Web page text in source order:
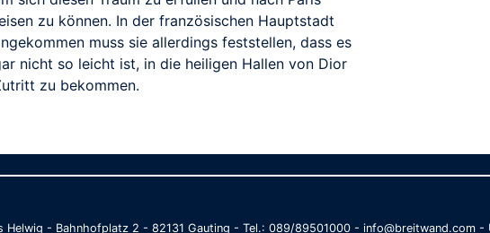
zu können. In der französischen Hauptstadt
muss sie allerdings feststellen, dass es
nicht so leicht ist, in die heiligen Hallen von Dior
zu bekommen.
- Bahnhofplatz 2 - 82131 Gauting - Tel.: 089/89501000 - info@breitwand.com -